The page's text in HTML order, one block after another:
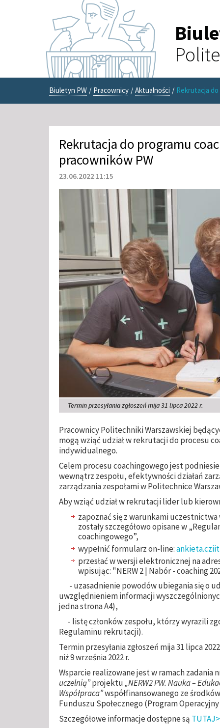
Biuletyn PW / Pracownicy / Aktualności / Rekrutacja
Rekrutacja do programu
pracowników PW
23.06.2022 11:15
Termin przesyłania zgłoszeń mija 31 lipca 2022 r.
Pracownicy Politechniki Warszawskiej
mogą wziąć udział w rekrutacji do procesu
indywidualnego.
Celem procesu coachingowego jest
wewnątrz zespołu, efektywności działań
zarządzania zespołami w Politechnice
Aby wziąć udział w rekrutacji lider lub
zapoznać się z warunkami
zostały szczegółowo opisane w
coachingowego”,
wypełnić formularz on-line:
przesłać w wersji elektronicznej na
wpisując: "NERW 2 | Nabór - coaching
- uzasadnienie powodów ubiegania się o
uwzględnieniem informacji
jedna strona A4),
- listę członków zespołu, którzy wyrazili
Regulaminu rekrutacji).
Termin przesyłania zgłoszeń mija 31 lipca
niż 9 września 2022 r.
Wsparcie realizowane jest w ramach zadania
uczelnią”projektu„NERW2 PW. Nauka –
Współpraca”współfinansowanego ze
Funduszu Społecznego (Program
Szczegółowe informacje dostępne są